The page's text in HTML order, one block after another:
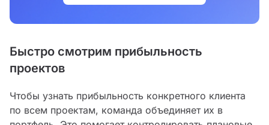
Быстро смотрим прибыльность
проектов
Чтобы узнать прибыльность конкретного клиента
по всем проектам, команда объединяет их в